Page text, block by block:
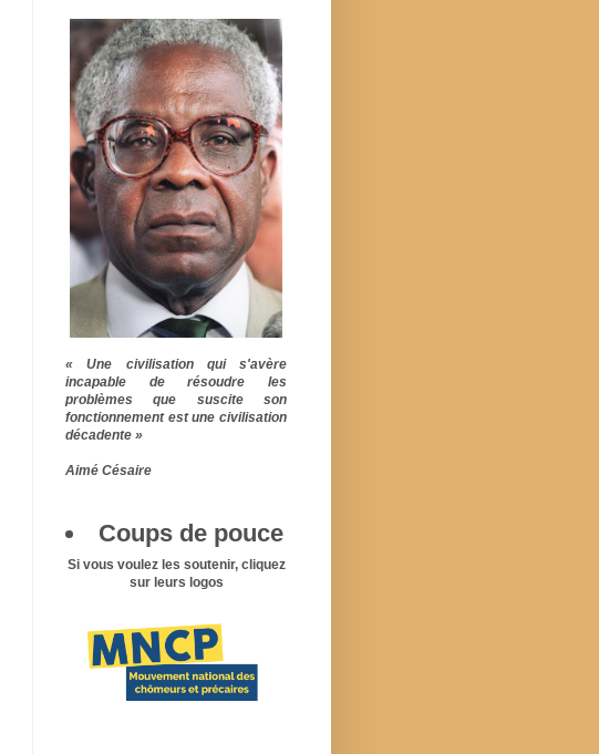
« Une civilisation qui s'avère
incapable de résoudre les
problèmes que suscite son
fonctionnement est une civilisation
décadente »
Aimé Césaire
Coups de pouce
Si vous voulez les soutenir, cliquez
sur leurs logos